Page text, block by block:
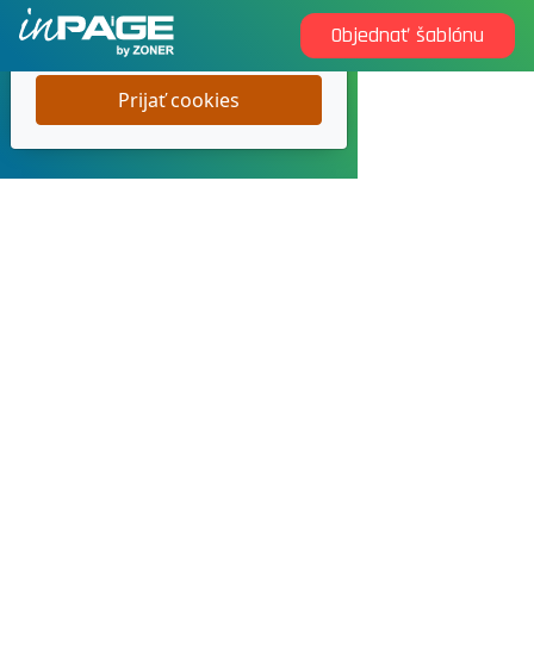
Objednať šablónu